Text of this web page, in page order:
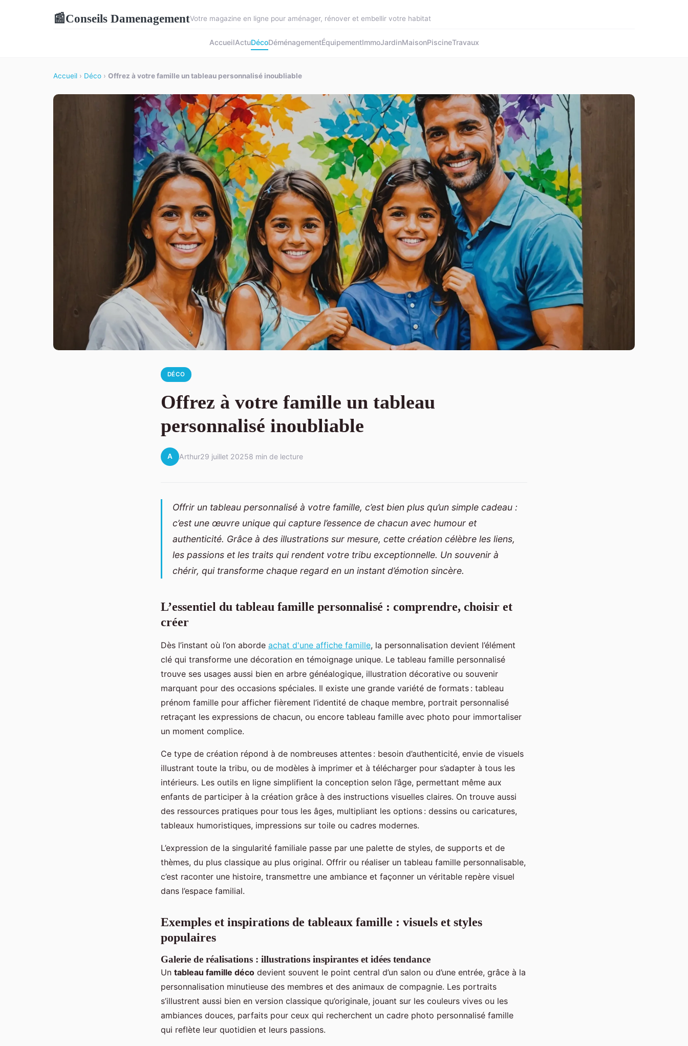
📰Conseils DamenagementVotre magazine en ligne pour aménager, rénover et embellir votre habitat
AccueilActuDécoDéménagementÉquipementImmoJardinMaisonPiscineTravaux
Accueil › Déco › Offrez à votre famille un tableau personnalisé inoubliable
DÉCO
Offrez à votre famille un tableau
personnalisé inoubliable
A Arthur29 juillet 20258 min de lecture
Offrir un tableau personnalisé à votre famille, c’est bien plus qu’un simple cadeau :
c’est une œuvre unique qui capture l’essence de chacun avec humour et
authenticité. Grâce à des illustrations sur mesure, cette création célèbre les liens,
les passions et les traits qui rendent votre tribu exceptionnelle. Un souvenir à
chérir, qui transforme chaque regard en un instant d’émotion sincère.
L’essentiel du tableau famille personnalisé : comprendre, choisir et
créer
Dès l’instant où l’on aborde achat d'une affiche famille, la personnalisation devient l’élément
clé qui transforme une décoration en témoignage unique. Le tableau famille personnalisé
trouve ses usages aussi bien en arbre généalogique, illustration décorative ou souvenir
marquant pour des occasions spéciales. Il existe une grande variété de formats : tableau
prénom famille pour afficher fièrement l’identité de chaque membre, portrait personnalisé
retraçant les expressions de chacun, ou encore tableau famille avec photo pour immortaliser
un moment complice.
Ce type de création répond à de nombreuses attentes : besoin d’authenticité, envie de visuels
illustrant toute la tribu, ou de modèles à imprimer et à télécharger pour s’adapter à tous les
intérieurs. Les outils en ligne simplifient la conception selon l’âge, permettant même aux
enfants de participer à la création grâce à des instructions visuelles claires. On trouve aussi
des ressources pratiques pour tous les âges, multipliant les options : dessins ou caricatures,
tableaux humoristiques, impressions sur toile ou cadres modernes.
L’expression de la singularité familiale passe par une palette de styles, de supports et de
thèmes, du plus classique au plus original. Offrir ou réaliser un tableau famille personnalisable,
c’est raconter une histoire, transmettre une ambiance et façonner un véritable repère visuel
dans l’espace familial.
Exemples et inspirations de tableaux famille : visuels et styles
populaires
Galerie de réalisations : illustrations inspirantes et idées tendance
Un tableau famille déco devient souvent le point central d’un salon ou d’une entrée, grâce à la
personnalisation minutieuse des membres et des animaux de compagnie. Les portraits
s’illustrent aussi bien en version classique qu’originale, jouant sur les couleurs vives ou les
ambiances douces, parfaits pour ceux qui recherchent un cadre photo personnalisé famille
qui reflète leur quotidien et leurs passions.